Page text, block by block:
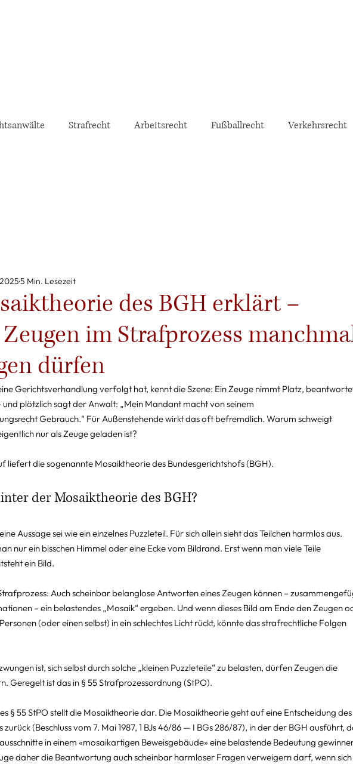
Strafrecht Arbeitsrecht Fußballrecht Verkehrsrecht
des BGH erklärt –
im Strafprozess
dürfen
5 Min. Lesezeit
Gerichtsverhandlung verfolgt hat, kennt die Szene: Ein Zeuge nimmt Platz,
und plötzlich sagt der Anwalt: „Mein Mandant macht von seinem
Gebrauch.“ Für Außenstehende wirkt das oft befremdlich. Warum schweigt
nur als Zeuge geladen ist?
liefert die sogenannte Mosaiktheorie des Bundesgerichtshofs (BGH).
der Mosaiktheorie des BGH?
Aussage sei wie ein einzelnes Puzzleteil. Für sich allein sieht das Teilchen harmlos aus.
nur ein bisschen Himmel oder eine Ecke vom Bildrand. Erst wenn man viele Teile
ein Bild.
Auch scheinbar belanglose Antworten eines Zeugen können –
– ein belastendes „Mosaik“ ergeben. Und wenn dieses Bild am Ende den Zeugen
(oder einen selbst) in ein schlechtes Licht rückt, könnte das strafrechtliche Folgen
ist, sich selbst durch solche „kleinen Puzzleteile“ zu belasten, dürfen Zeugen die
Geregelt ist das in § 55 Strafprozessordnung (StPO).
§ 55 StPO stellt die Mosaiktheorie dar. Die Mosaiktheorie geht auf eine Entscheidung des
zurück (Beschluss vom 7. Mai 1987, 1 BJs 46/86 — I BGs 286/87), in der der BGH ausführt,
in einem «mosaikartigen Beweisgebäude» eine belastende Bedeutung
daher die Beantwortung auch scheinbar harmloser Fragen verweigern darf, wenn sich